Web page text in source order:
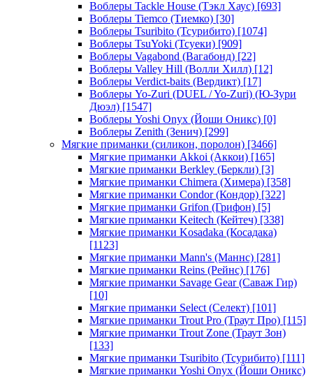
Воблеры Tackle House (Тэкл Хаус) [693]
Воблеры Tiemco (Тиемко) [30]
Воблеры Tsuribito (Тсурибито) [1074]
Воблеры TsuYoki (Тсуеки) [909]
Воблеры Vagabond (Вагабонд) [22]
Воблеры Valley Hill (Волли Хилл) [12]
Воблеры Verdict-baits (Вердикт) [17]
Воблеры Yo-Zuri (DUEL / Yo-Zuri) (Ю-Зури
Дюэл) [1547]
Воблеры Yoshi Onyx (Йоши Оникс) [0]
Воблеры Zenith (Зенич) [299]
Мягкие приманки (силикон, поролон) [3466]
Мягкие приманки Akkoi (Аккои) [165]
Мягкие приманки Berkley (Беркли) [3]
Мягкие приманки Chimera (Химера) [358]
Мягкие приманки Condor (Кондор) [322]
Мягкие приманки Grifon (Грифон) [5]
Мягкие приманки Keitech (Кейтеч) [338]
Мягкие приманки Kosadaka (Косадака)
[1123]
Мягкие приманки Mann's (Маннс) [281]
Мягкие приманки Reins (Рейнс) [176]
Мягкие приманки Savage Gear (Саваж Гир)
[10]
Мягкие приманки Select (Селект) [101]
Мягкие приманки Trout Pro (Траут Про) [115]
Мягкие приманки Trout Zone (Траут Зон)
[133]
Мягкие приманки Tsuribito (Тсурибито) [111]
Мягкие приманки Yoshi Onyx (Йоши Оникс)